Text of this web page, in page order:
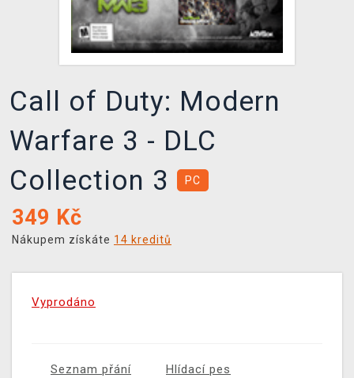
Call of Duty: Modern
Warfare 3 - DLC
Collection 3
PC
349 Kč
Nákupem získáte 14 kreditů
Vyprodáno
Seznam přání Hlídací pes